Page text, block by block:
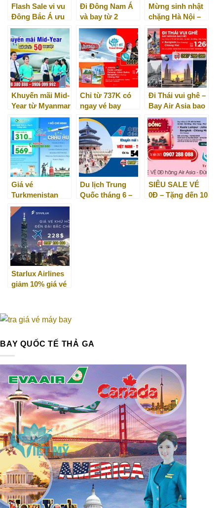
Flash Sale vi vu
Đông Bắc Á ưu
đãi 10% Vietnam
Airlines
Đi Đông Nam Á
và bay từ 2
khách được
giảm 50%
Mừng sinh nhật
chặng Hà Nội –
Melbourne GIẢM
10% giá vé
Khuyến mãi Mid-
Year từ Myanmar
Airways – Mua
vé ngay!
Chỉ từ 737K có
ngay vé bay
cùng Air Asia –
tha hồ vi vu
Châu Á
Đi Thái vui ghê –
Bay Air Asia bao
mê!
Giá vé
Turkmenistan
Airlines tháng 5
& 6/2024 chỉ từ
310 USD
Du lịch Trung
Quốc tháng 6 –
SIÊU SALE VÉ
0Đ – Tặng đến 10
Starlux Airlines
giảm 10% giá vé
BAY QUỐC TẾ THẢ GA